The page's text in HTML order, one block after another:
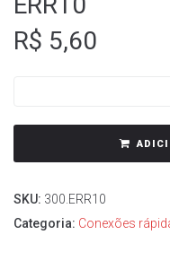
R$ 5,60
SKU: 300.ERR10
Categoria: Conexões